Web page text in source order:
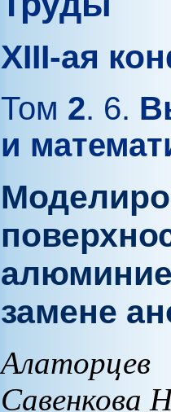
XIII-ая
Том 2. 6.
и
замене
Савенкова